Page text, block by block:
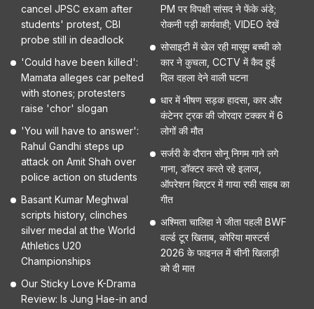
cancel JPSC exam after
students' protest, CBI
probe still in deadlock
'Could have been killed':
Mamata alleges car pelted
with stones; protesters
raise 'chor' slogan
'You will have to answer':
Rahul Gandhi steps up
attack on Amit Shah over
police action on students
Basant Kumar Meghwal
scripts history, clinches
silver medal at the World
Athletics U20
Championships
Our Sticky Love K-Drama
Review: Is Jung Hae-in and
PM पर विपक्षी सांसद ने फेंके अंडे;
रोकनी पड़ी कार्यवाही; VIDEO देखें
सोसाइटी में खेल रही मासूम बच्ची को
कार ने कुचला, CCTV में कैद हुई
दिल दहला देने वाली घटना
धार में भीषण सड़क हादसा, कार और
कंटेनर ट्रक की जोरदार टक्कर में 6
लोगों की मौत
सर्जरी के दौरान सोनू निगम गाने लगे
गाना, डॉक्टर करते रहे इलाज,
ऑपरेशन थिएटर में गाया रफी साहब का
गीत
अश्मिता चालिहा ने जीता पहली BWF
वर्ल्ड टूर खिताब, कोरिया मास्टर्स
2026 के फाइनल में चीनी खिलाड़ी
को दी मात